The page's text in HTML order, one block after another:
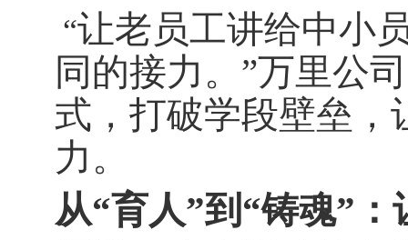
“让老员工讲给中小
同的接力。”万里公
式，打破学段壁垒，
力。
从“育人”到“铸魂”